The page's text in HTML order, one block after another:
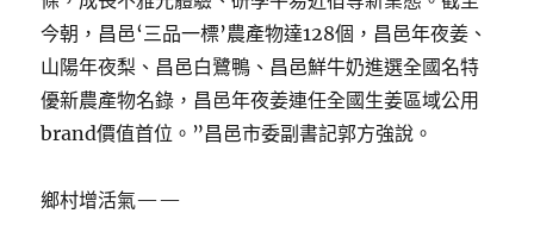
今朝，昌邑‘三品一標’農產物達128個，昌邑年夜姜、
山陽年夜梨、昌邑白鷺鴨、昌邑鮮牛奶進選全國名特
優新農產物名錄，昌邑年夜姜連任全國生姜區域公用
brand價值首位。”昌邑市委副書記郭方強說。
鄉村增活氣——